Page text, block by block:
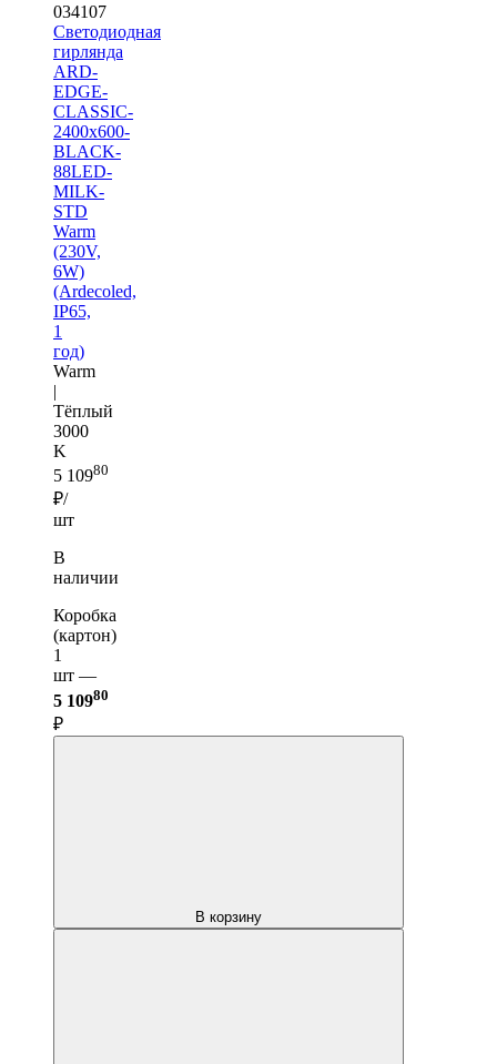
034107
Светодиодная
гирлянда
ARD-
EDGE-
CLASSIC-
2400x600-
BLACK-
88LED-
MILK-
STD
Warm
(230V,
6W)
(Ardecoled,
IP65,
1
год)
Warm
|
Тёплый
3000
K
5 10980
₽/
шт
В
наличии
Коробка
(картон)
1
шт —
5 10980
₽
В корзину